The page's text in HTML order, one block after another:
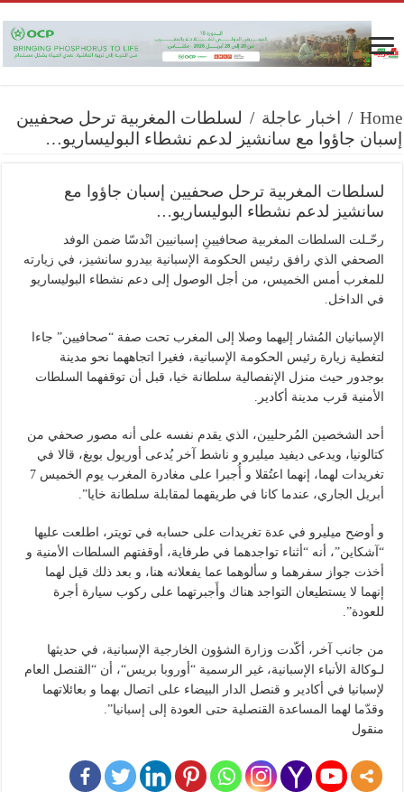
Home
/ اخبار عاجلة / لسلطات المغربية ترحل صحفيين
إسبان جاؤوا مع سانشيز لدعم نشطاء البوليساريو…
لسلطات المغربية ترحل صحفيين إسبان جاؤوا مع
سانشيز لدعم نشطاء البوليساريو…
رحّـلت السلطات المغربية صحافيينِ إسبانيين انْدسّا ضمن الوفد
الصحفي الذي رافق رئيس الحكومة الإسبانية بيدرو سانشيز، في زيارته
للمغرب أمس الخميس، من أجل الوصول إلى دعم نشطاء البوليساريو
في الداخل.
الإسبانيان المُشار إليهما وصلا إلى المغرب تحت صفة “صحافيين” جاءا
لتغطية زيارة رئيس الحكومة الإسبانية، فغيرا اتجاههما نحو مدينة
بوجدور حيث منزل الإنفصالية سلطانة خيا، قبل أن توقفهما السلطات
الأمنية قرب مدينة أكادير.
أحد الشخصين المُرحليين، الذي يقدم نفسه على أنه مصور صحفي من
كتالونيا، ويدعى ديفيد ميليرو و ناشط آخر يُدعى أوريول بويغ، قالا في
تغريدات لهما، إنهما اعتُقلا و أُجبرا على مغادرة المغرب يوم الخميس 7
أبريل الجاري، عندما كانا في طريقهما لمقابلة سلطانة خايا”.
و أوضح ميليرو في عدة تغريدات على حسابه في تويتر، اطلعت عليها
“آشكاين”، أنه “أثناء تواجدهما في طرفاية، أوقفتهم السلطات الأمنية و
أخذت جواز سفرهما و سألوهما عما يفعلانه هنا، و بعد ذلك قيل لهما
إنهما لا يستطيعان التواجد هناك وأَجبرتهما على ركوب سيارة أجرة
للعودة”.
من جانب آخر، أكّدت وزارة الشؤون الخارجية الإسبانية، في حديثها
لـوكالة الأنباء الإسبانية، غير الرسمية “أوروبا بريس“، أن “القنصل العام
لإسبانيا في أكادير و قنصل الدار البيضاء على اتصال بهما و بعائلاتهما
وقدّما لهما المساعدة القنصلية حتى العودة إلى إسبانيا”.
منقول